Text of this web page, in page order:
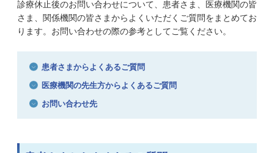
診療休止後のお問い合わせについて、患者さま、医療機関の皆
さま、関係機関の皆さまからよくいただくご質問をまとめてお
ります。お問い合わせの際の参考としてご覧ください。
患者さまからよくあるご質問
医療機関の先生方からよくあるご質問
お問い合わせ先